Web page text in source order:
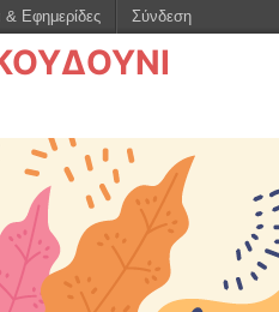
& Εφημερίδες Σύνδεση